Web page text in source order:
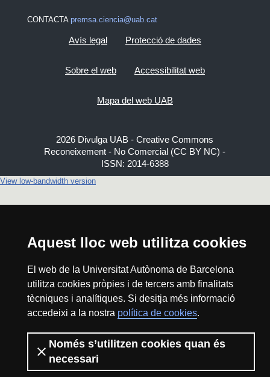
Aquest lloc web utilitza cookies
El web de la Universitat Autònoma de Barcelona
utilitza cookies pròpies i de tercers amb finalitats
tècniques i analítiques. Si desitja més informació
accedeixi a la nostra política de cookies.
Només s’utilitzen cookies quan és
necessari
CONTACTA premsa.ciencia@uab.cat
Avís legal Protecció de dades
Sobre el web Accessibilitat web
Mapa del web UAB
2026 Divulga UAB - Creative Commons
Reconeixement - No Comercial (CC BY NC) -
ISSN: 2014-6388
View low-bandwidth version